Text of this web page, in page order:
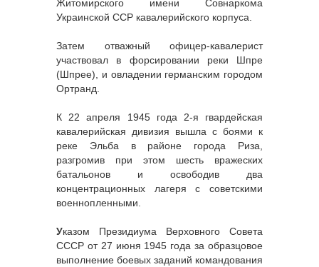
Житомирского имени Совнаркома
Украинской ССР кавалерийского корпуса.
Затем отважный офицер-кавалерист
участвовал в форсировании реки Шпре
(Шпрее), и овладении германским городом
Ортранд.
К 22 апреля 1945 года 2-я гвардейская
кавалерийская дивизия вышла с боями к
реке Эльба в районе города Риза,
разгромив при этом шесть вражеских
батальонов и освободив два
концентрационных лагеря с советскими
военнопленными.
Указом Президиума Верховного Совета
СССР от 27 июня 1945 года за образцовое
выполнение боевых заданий командования